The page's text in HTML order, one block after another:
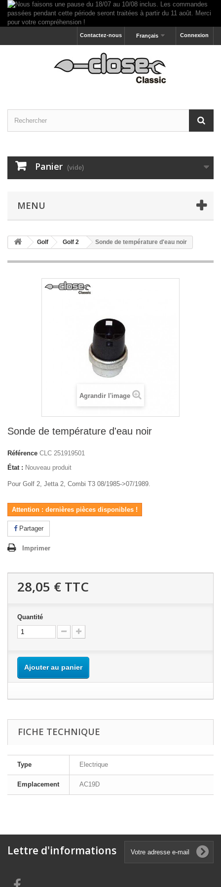
Connexion
Français
Contactez-nous
Panier (vide)
MENU
Golf Golf 2 Sonde de température d'eau noir
Agrandir l'image
Sonde de température d'eau noir
Référence CLC 251919501
État : Nouveau produit
Pour Golf 2, Jetta 2, Combi T3 08/1985->07/1989.
Attention : dernières pièces disponibles !
Partager
Imprimer
28,05 € TTC
Quantité
Ajouter au panier
FICHE TECHNIQUE
Type Electrique
Emplacement AC19D
Lettre d'informations